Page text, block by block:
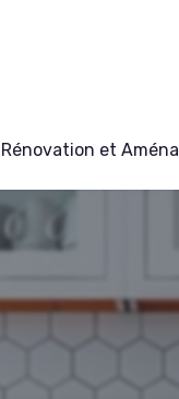
Rénovation et